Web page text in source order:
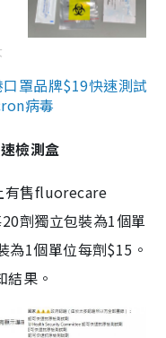
罩品牌$19快速測試
病毒
檢測盒
有售fluorecare
劑獨立包裝為1個單
1個單位每劑$15。
果。